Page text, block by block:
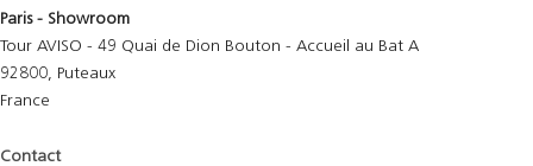
Paris - Showroom
Tour AVISO - 49 Quai de Dion Bouton - Accueil au Bat A
92800, Puteaux
France
Contact